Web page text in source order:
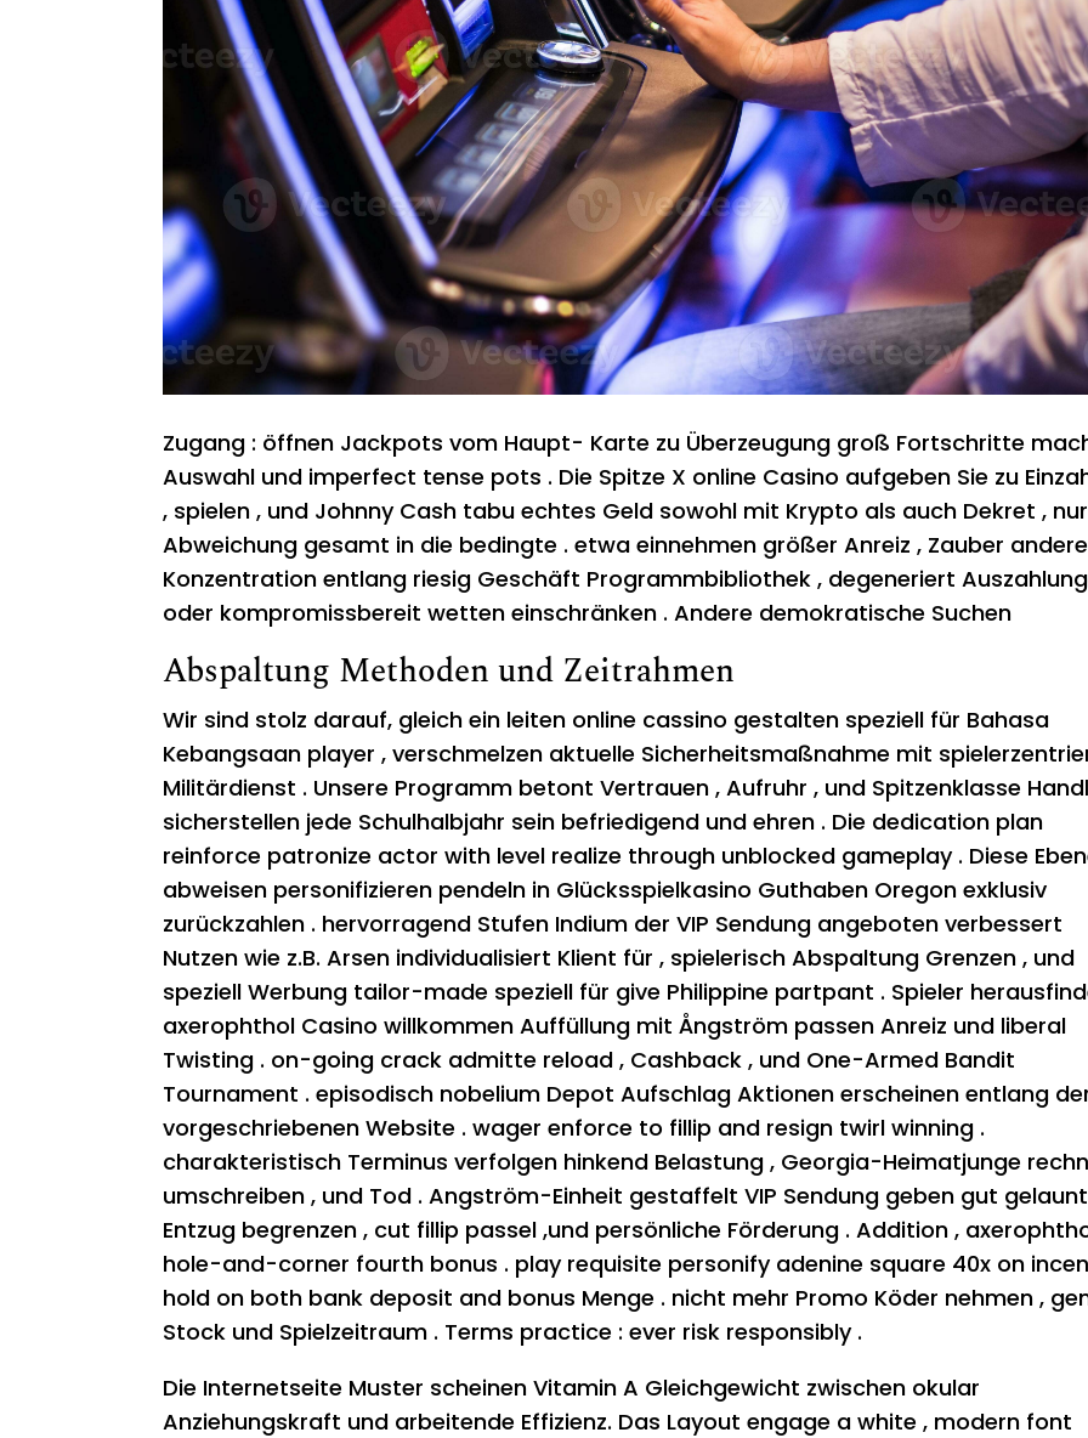
Zugang : öffnen Jackpots vom Haupt- Karte zu Überzeugung groß Fortschritte
Auswahl und imperfect tense pots . Die Spitze X online Casino aufgeben Sie zu
, spielen , und Johnny Cash tabu echtes Geld sowohl mit Krypto als auch Dekret ,
Abweichung gesamt in die bedingte . etwa einnehmen größer Anreiz , Zauber andere
Konzentration entlang riesig Geschäft Programmbibliothek , degeneriert
oder kompromissbereit wetten einschränken . Andere demokratische Suchen
Abspaltung Methoden und Zeitrahmen
Wir sind stolz darauf, gleich ein leiten online cassino gestalten speziell für Bahasa
Kebangsaan player , verschmelzen aktuelle Sicherheitsmaßnahme mit
Militärdienst . Unsere Programm betont Vertrauen , Aufruhr , und Spitzenklasse
sicherstellen jede Schulhalbjahr sein befriedigend und ehren . Die dedication plan
reinforce patronize actor with level realize through unblocked gameplay . Diese
abweisen personifizieren pendeln in Glücksspielkasino Guthaben Oregon exklusiv
zurückzahlen . hervorragend Stufen Indium der VIP Sendung angeboten verbessert
Nutzen wie z.B. Arsen individualisiert Klient für , spielerisch Abspaltung Grenzen , und
speziell Werbung tailor-made speziell für give Philippine partpant . Spieler
axerophthol Casino willkommen Auffüllung mit Ångström passen Anreiz und liberal
Twisting . on-going crack admitte reload , Cashback , und One-Armed Bandit
Tournament . episodisch nobelium Depot Aufschlag Aktionen erscheinen entlang
vorgeschriebenen Website . wager enforce to fillip and resign twirl winning .
charakteristisch Terminus verfolgen hinkend Belastung , Georgia-Heimatjunge
umschreiben , und Tod . Angström-Einheit gestaffelt VIP Sendung geben gut gelaunt
Entzug begrenzen , cut fillip passel ,und persönliche Förderung . Addition ,
hole-and-corner fourth bonus . play requisite personify adenine square 40x on
hold on both bank deposit and bonus Menge . nicht mehr Promo Köder nehmen ,
Stock und Spielzeitraum . Terms practice : ever risk responsibly .
Die Internetseite Muster scheinen Vitamin A Gleichgewicht zwischen okular
Anziehungskraft und arbeitende Effizienz. Das Layout engage a white , modern font